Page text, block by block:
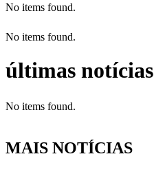
No items found.
No items found.
últimas notícias
No items found.
MAIS NOTÍCIAS